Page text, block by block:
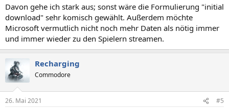
Davon gehe ich stark aus; sonst wäre die Formulierung "initial
download" sehr komisch gewählt. Außerdem möchte
Microsoft vermutlich nicht noch mehr Daten als nötig immer
und immer wieder zu den Spielern streamen.
Recharging
Commodore
26. Mai 2021 #5